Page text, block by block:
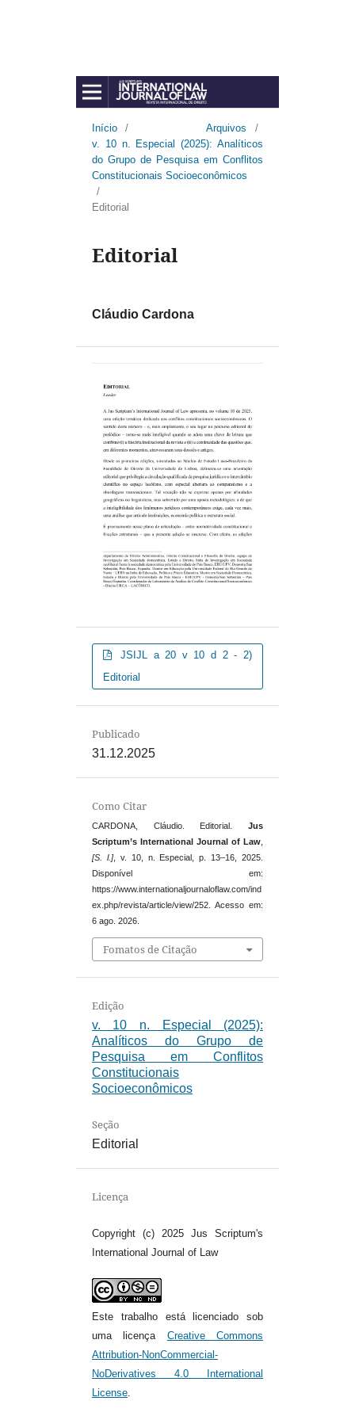
Início / Arquivos
/
v. 10 n. Especial (2025): Analíticos
do Grupo de Pesquisa em Conflitos
Constitucionais Socioeconômicos
/
Editorial
Editorial
Cláudio Cardona
JSIJL a 20 v 10 d 2 - 2)
Editorial
Publicado
31.12.2025
Como Citar
CARDONA, Cláudio. Editorial.Jus
Scriptum’s International Journal of Law
[S. l.], v. 10, n. Especial, p. 13–16, 2025.
Disponível em:
https://www.internationaljournaloflaw.com/ind
ex.php/revista/article/view/252. Acesso em:
6 ago. 2026.
Fomatos de Citação
Edição
v. 10 n. Especial (2025):
Analíticos do Grupo de
Pesquisa em Conflitos
Constitucionais
Socioeconômicos
Seção
Editorial
Licença
Copyright (c) 2025 Jus Scriptum's
International Journal of Law
Este trabalho está licenciado sob
uma licença Creative Commons
Attribution-NonCommercial-
NoDerivatives 4.0 International
License.